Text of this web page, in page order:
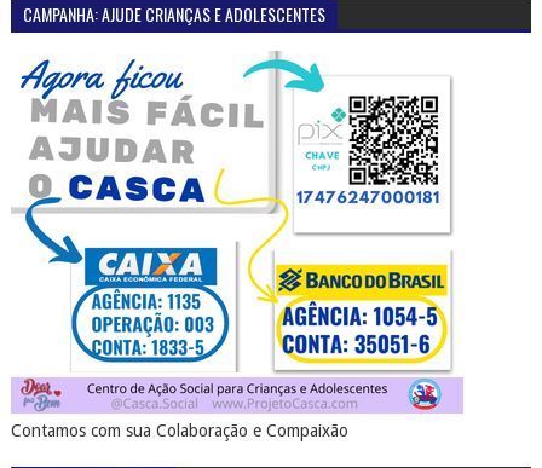
CAMPANHA: AJUDE CRIANÇAS E ADOLESCENTES
Contamos com sua Colaboração e Compaixão